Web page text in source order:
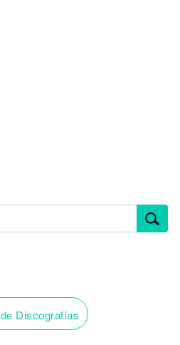
Discografías